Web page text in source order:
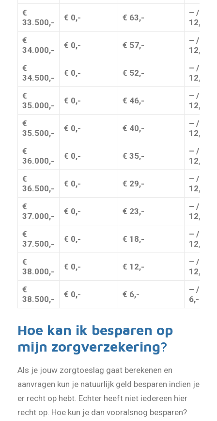
€
33.500,-
€ 0,- € 63,-
– / + €
12,-
€
34.000,-
€ 0,- € 57,-
– / + €
12,-
€
34.500,-
€ 0,- € 52,-
– / + €
12,-
€
35.000,-
€ 0,- € 46,-
– / + €
12,–
€
35.500,-
€ 0,- € 40,-
– / + €
12,-
€
36.000,-
€ 0,- € 35,-
– / + €
12,-
€
36.500,-
€ 0,- € 29,-
– / + €
12,-
€
37.000,-
€ 0,- € 23,-
– / + €
12,-
€
37.500,-
€ 0,- € 18,-
– / + €
12,-
€
38.000,-
€ 0,- € 12,-
– / + €
12,-
€
38.500,-
€ 0,- € 6,-
– / + €
6,-
Hoe kan ik besparen op
mijn zorgverzekering?
Als je jouw zorgtoeslag gaat berekenen en
aanvragen kun je natuurlijk geld besparen indien je
er recht op hebt. Echter heeft niet iedereen hier
recht op. Hoe kun je dan vooralsnog besparen?